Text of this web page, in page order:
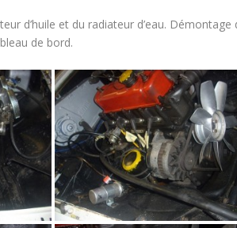
d’huile et du radiateur d’eau.
de bord.